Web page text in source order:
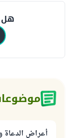
هل
أعراض الدعاة